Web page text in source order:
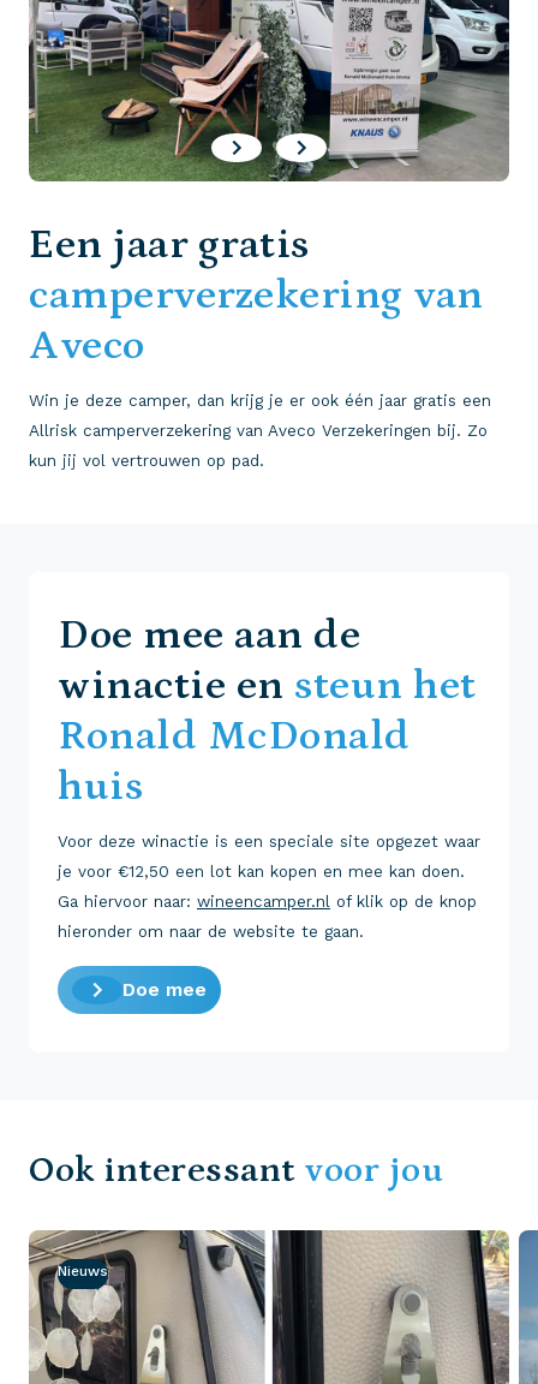
Een jaar gratis
camperverzekering van
Aveco
Win je deze camper, dan krijg je er ook één jaar gratis een
Allrisk camperverzekering van Aveco Verzekeringen bij. Zo
kun jij vol vertrouwen op pad.
Doe mee aan de
winactie en steun het
Ronald McDonald
huis
Voor deze winactie is een speciale site opgezet waar
je voor €12,50 een lot kan kopen en mee kan doen.
Ga hiervoor naar: wineencamper.nl of klik op de knop
hieronder om naar de website te gaan.
Doe mee
Ook interessant voor jou
Nieuws